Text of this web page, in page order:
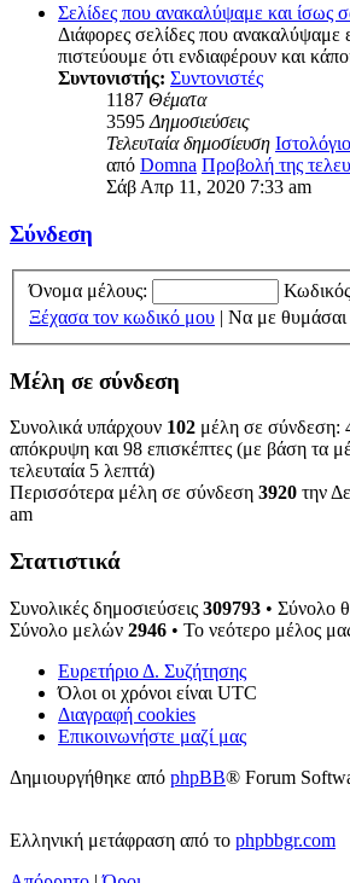
Σελίδες που ανακαλύψαμε και ίσως
Διάφορες σελίδες που ανακαλύψαμε
πιστεύουμε ότι ενδιαφέρουν και
Συντονιστής: Συντονιστές
1187 Θέματα
3595 Δημοσιεύσεις
Τελευταία δημοσίευση
από Domna Προβολή της
Σάβ Απρ 11, 2020 7:33 am
Σύνδεση
Όνομα μέλους:
Ξέχασα τον κωδικό μου | Να με θυμάσαι
Μέλη σε σύνδεση
Συνολικά υπάρχουν 102 μέλη σε σύνδεση:
απόκρυψη και 98 επισκέπτες (με βάση τα
τελευταία 5 λεπτά)
Περισσότερα μέλη σε σύνδεση 3920 την
am
Στατιστικά
Συνολικές δημοσιεύσεις 309793 • Σύνολο
Σύνολο μελών 2946 • Το νεότερο μέλος
Ευρετήριο Δ. Συζήτησης
Όλοι οι χρόνοι είναι UTC
Διαγραφή cookies
Επικοινωνήστε μαζί μας
Δημιουργήθηκε από phpBB® Forum
Ελληνική μετάφραση από το phpbbgr.com